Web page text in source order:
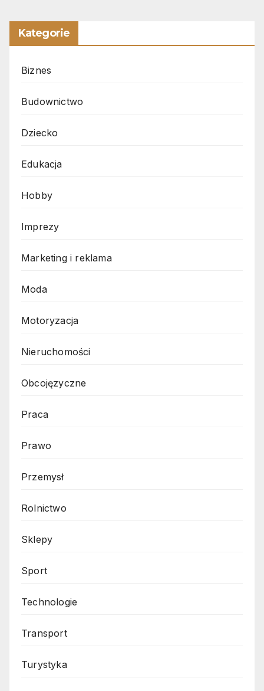
Kategorie
Biznes
Budownictwo
Dziecko
Edukacja
Hobby
Imprezy
Marketing i reklama
Moda
Motoryzacja
Nieruchomości
Obcojęzyczne
Praca
Prawo
Przemysł
Rolnictwo
Sklepy
Sport
Technologie
Transport
Turystyka